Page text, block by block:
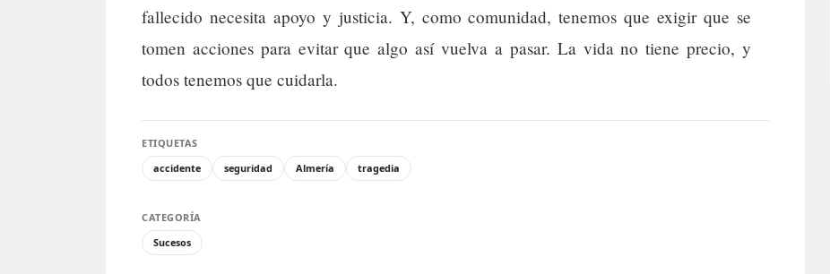
fallecido necesita apoyo y justicia. Y, como comunidad, tenemos que exigir que se
tomen acciones para evitar que algo así vuelva a pasar. La vida no tiene precio, y
todos tenemos que cuidarla.
ETIQUETAS
accidente
seguridad Almería tragedia
CATEGORÍA
Sucesos